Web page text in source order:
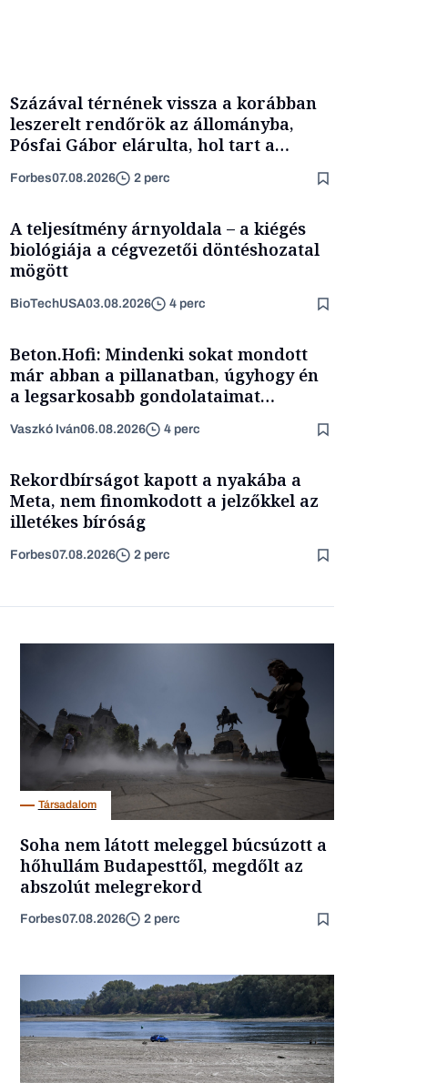
Százával térnének vissza a korábban
leszerelt rendőrök az állományba,
Pósfai Gábor elárulta, hol tart a
Forbes07.08.2026 2 perc
A teljesítmény árnyoldala – a kiégés
biológiája a cégvezetői döntéshozatal
mögött
BioTechUSA03.08.2026 4 perc
Beton.Hofi: Mindenki sokat mondott
már abban a pillanatban, úgyhogy én
a legsarkosabb gondolataimat
Vaszkó Iván06.08.2026 4 perc
Rekordbírságot kapott a nyakába a
Meta, nem finomkodott a jelzőkkel az
illetékes bíróság
Forbes07.08.2026 2 perc
Társadalom
Soha nem látott meleggel búcsúzott a
hőhullám Budapesttől, megdőlt az
abszolút melegrekord
Forbes07.08.2026 2 perc